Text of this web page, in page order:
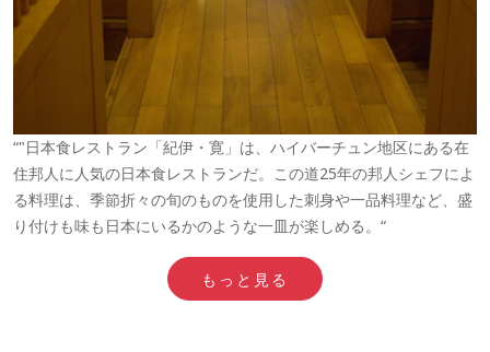
“"日本食レストラン「紀伊・寛」は、ハイバーチュン地区にある在
住邦人に人気の日本食レストランだ。この道25年の邦人シェフによ
る料理は、季節折々の旬のものを使用した刺身や一品料理など、盛
り付けも味も日本にいるかのような一皿が楽しめる。“
もっと見る